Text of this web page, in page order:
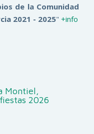
de la Comunidad
2021 - 2025" +info
Montiel,
2026